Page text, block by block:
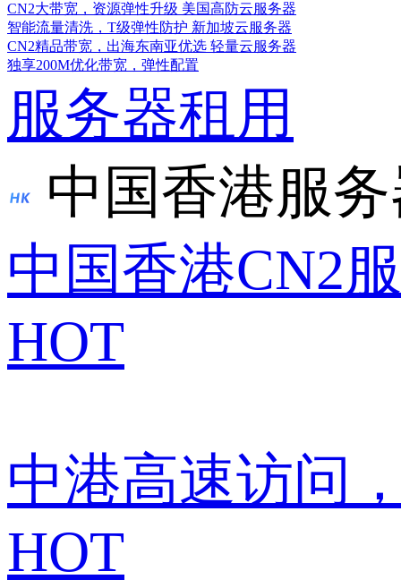
CN2大带宽，资源弹性升级 美国高防云服务器
智能流量清洗，T级弹性防护 新加坡云服务器
CN2精品带宽，出海东南亚优选 轻量云服务器
独享200M优化带宽，弹性配置
服务器租用
中国香港服
中国香港CN2
HOT
中港高速访问
HOT